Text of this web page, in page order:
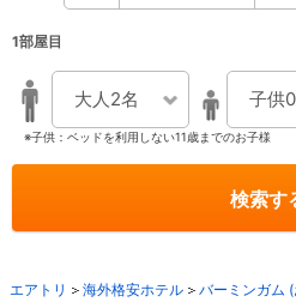
1部屋目
大人2名 子供
※子供：ベッドを利用しない11歳までのお子様
検索す
エアトリ 海外格安ホテル バーミンガム